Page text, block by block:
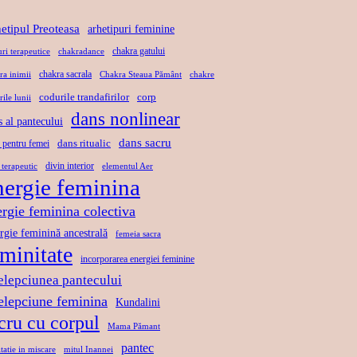
L
I
B
E
R
T
A
T
A
R
E
P
R
I
N
D
N
S
A
N
S
U
L
U
I
S
A
C
R
U
Preoteasa arhetipuri feminine
terapeutice chakradance chakra gatului
inimii chakra sacrala Chakra Steaua Pământ chakre
lunii codurile trandafirilor corp
al pantecului dans nonlinear
pentru femei dans ritualic dans sacru
terapeutic divin interior elementul Aer
feminina
feminina colectiva
feminină ancestrală femeia sacra
incorporarea energiei feminine
pantecului
feminina Kundalini
cu corpul Mama Pămant
in miscare mitul Inannei pantec